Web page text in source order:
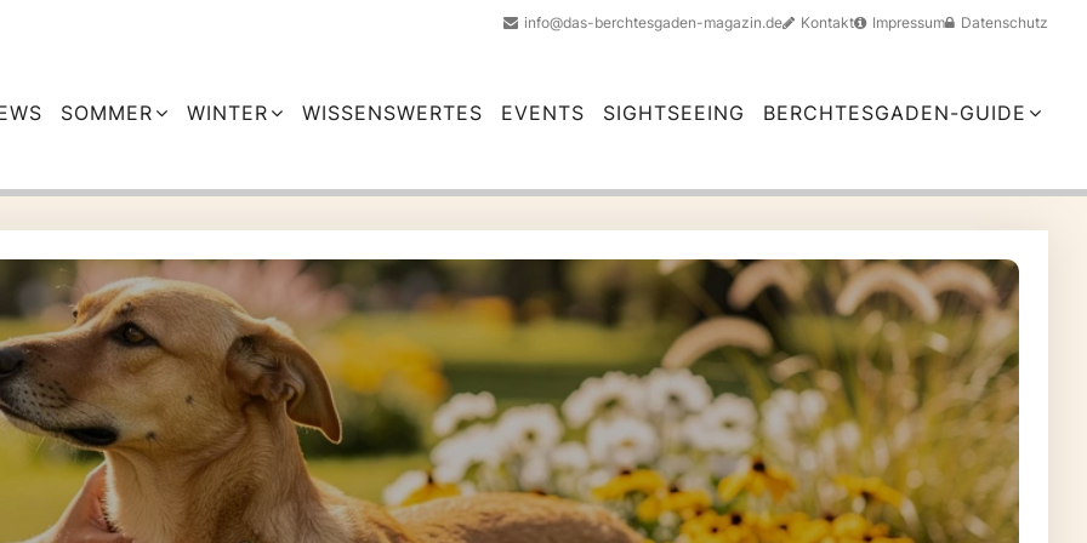
info@das-berchtesgaden-magazin.de Kontakt Impressum Datenschutz
SOMMER WINTER WISSENSWERTES EVENTS SIGHTSEEING BERCHTESGADEN-GUIDE